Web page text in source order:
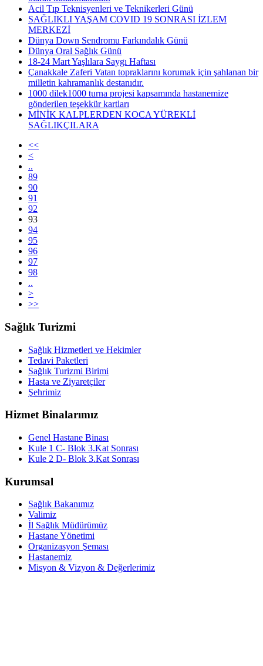
Acil Tıp Teknisyenleri ve Teknikerleri Günü
SAĞLIKLI YAŞAM COVID 19 SONRASI İZLEM
MERKEZİ
Dünya Down Sendromu Farkındalık Günü
Dünya Oral Sağlık Günü
18-24 Mart Yaşlılara Saygı Haftası
Çanakkale Zaferi Vatan topraklarını korumak için şahlanan bir
milletin kahramanlık destanıdır.
1000 dilek1000 turna projesi kapsamında hastanemize
gönderilen teşekkür kartları
MİNİK KALPLERDEN KOCA YÜREKLİ
SAĞLIKÇILARA
<<
<
..
89
90
91
92
93
94
95
96
97
98
..
>
>>
Sağlık Turizmi
Sağlık Hizmetleri ve Hekimler
Tedavi Paketleri
Sağlık Turizmi Birimi
Hasta ve Ziyaretçiler
Şehrimiz
Hizmet Binalarımız
Genel Hastane Binası
Kule 1 C- Blok 3.Kat Sonrası
Kule 2 D- Blok 3.Kat Sonrası
Kurumsal
Sağlık Bakanımız
Valimiz
İl Sağlık Müdürümüz
Hastane Yönetimi
Organizasyon Şeması
Hastanemiz
Misyon & Vizyon & Değerlerimiz